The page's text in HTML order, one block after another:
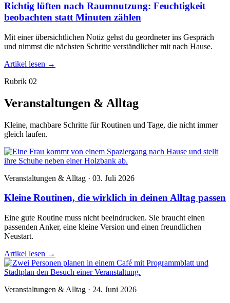
Richtig lüften nach Raumnutzung: Feuchtigkeit
beobachten statt Minuten zählen
Mit einer übersichtlichen Notiz gehst du geordneter ins Gespräch
und nimmst die nächsten Schritte verständlicher mit nach Hause.
Artikel lesen →
Rubrik 02
Veranstaltungen & Alltag
Kleine, machbare Schritte für Routinen und Tage, die nicht immer
gleich laufen.
Veranstaltungen & Alltag · 03. Juli 2026
Kleine Routinen, die wirklich in deinen Alltag passen
Eine gute Routine muss nicht beeindrucken. Sie braucht einen
passenden Anker, eine kleine Version und einen freundlichen
Neustart.
Artikel lesen →
Veranstaltungen & Alltag · 24. Juni 2026